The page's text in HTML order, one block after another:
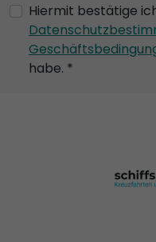
Hiermit bestätige
habe. *